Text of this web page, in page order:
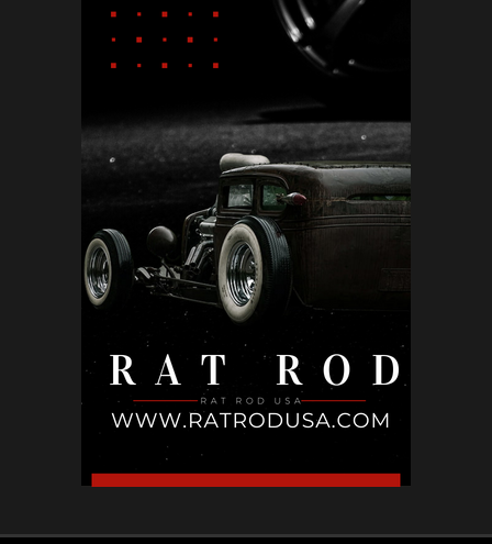
Почивни дни в България, Полша и Унгария:
Сравнителен анализ
Холивуд: Цената на съвършенството
May 10, 2026
БЪЛГАРИЯ
Не ти трябва друга държава: местата в
България, които могат ...
May 02, 2026